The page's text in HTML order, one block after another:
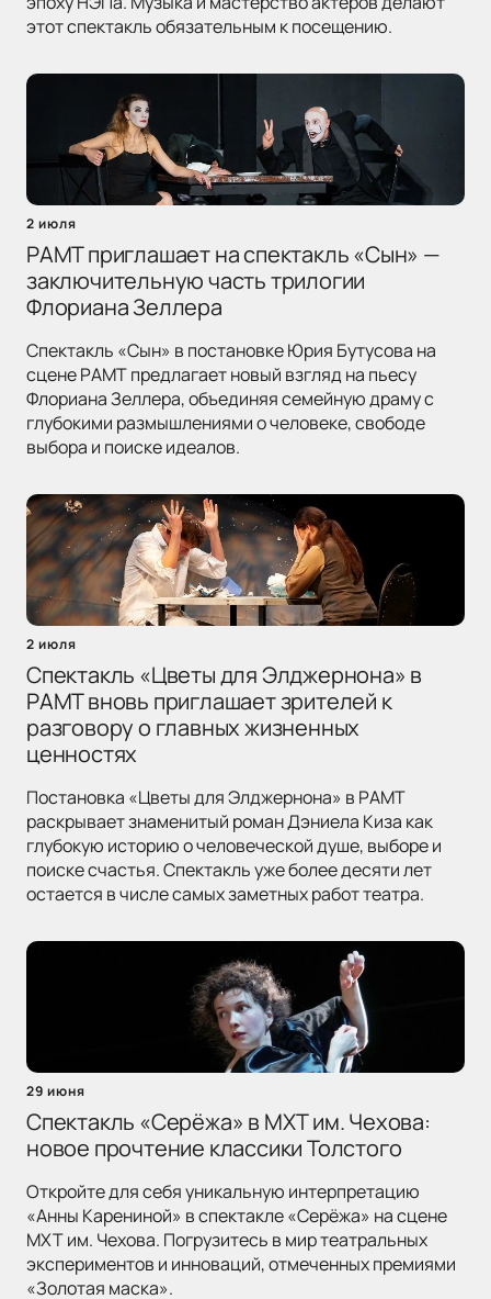
этот спектакль обязательным к посещению.
2 июля
РАМТ приглашает на спектакль «Сын» —
заключительную часть трилогии
Флориана Зеллера
Спектакль «Сын» в постановке Юрия Бутусова на
сцене РАМТ предлагает новый взгляд на пьесу
Флориана Зеллера, объединяя семейную драму с
глубокими размышлениями о человеке, свободе
выбора и поиске идеалов.
2 июля
Спектакль «Цветы для Элджернона» в
РАМТ вновь приглашает зрителей к
разговору о главных жизненных
ценностях
Постановка «Цветы для Элджернона» в РАМТ
раскрывает знаменитый роман Дэниела Киза как
глубокую историю о человеческой душе, выборе и
поиске счастья. Спектакль уже более десяти лет
остается в числе самых заметных работ театра.
29 июня
Спектакль «Серёжа» в МХТ им. Чехова:
новое прочтение классики Толстого
Откройте для себя уникальную интерпретацию
«Анны Карениной» в спектакле «Серёжа» на сцене
МХТ им. Чехова. Погрузитесь в мир театральных
экспериментов и инноваций, отмеченных премиями
«Золотая маска».